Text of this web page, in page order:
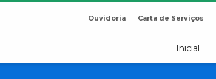
Ouvidoria Carta de Serviços
Inicial